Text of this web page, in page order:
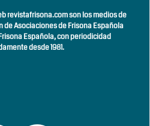
revistafrisona.com son los medios de
Asociaciones de Frisona Española
Española, conperiodicidad
desde 1981.